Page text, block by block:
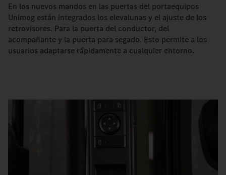
En los nuevos mandos en las puertas del portaequipos
Unimog están integrados los elevalunas y el ajuste de los
retrovisores. Para la puerta del conductor, del
acompañante y la puerta para segado. Esto permite a los
usuarios adaptarse rápidamente a cualquier entorno.